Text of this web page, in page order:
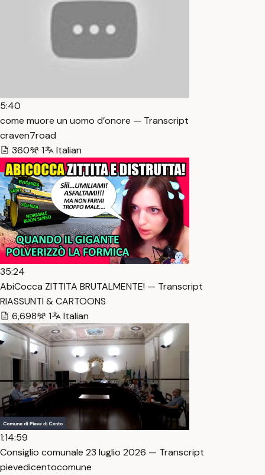
5:40
come muore un uomo d’onore — Transcript
craven7road
360
1 Italian
35:24
AbiCocca ZITTITA BRUTALMENTE! — Transcript
RIASSUNTI & CARTOONS
6,698
1 Italian
1:14:59
Consiglio comunale 23 luglio 2026 — Transcript
pievedicentocomune